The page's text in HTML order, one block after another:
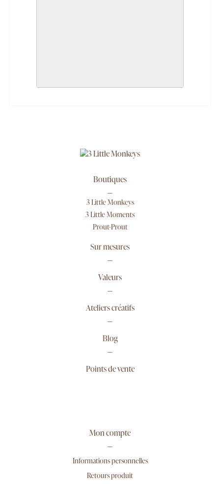
Boutiques
3 Little Monkeys
3 Little Moments
Prout-Prout
Sur mesures
Valeurs
Ateliers créatifs
Blog
Points de vente
Mon compte
Informations personnelles
Retours produit